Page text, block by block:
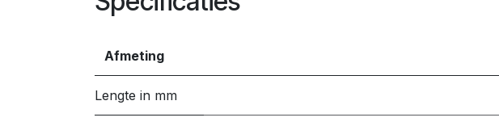
Afmeting
Lengte in mm